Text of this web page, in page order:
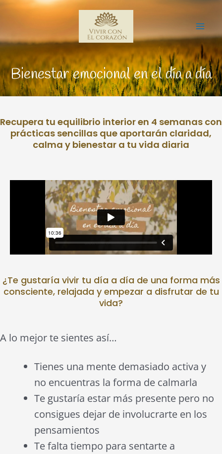
contenido
Bienestar emocional en el día a día
Recupera tu equilibrio interior en 4 semanas con
prácticas sencillas que aportarán claridad,
calma y bienestar a tu vida diaria
¿Te gustaría vivir tu día a día de una forma más
consciente, relajada y empezar a disfrutar de tu
vida?
A lo mejor te sientes así…
Tienes una mente demasiado activa y
no encuentras la forma de calmarla
Te gustaría estar más presente pero no
consigues dejar de involucrarte en los
pensamientos
Te falta tiempo para sentarte a